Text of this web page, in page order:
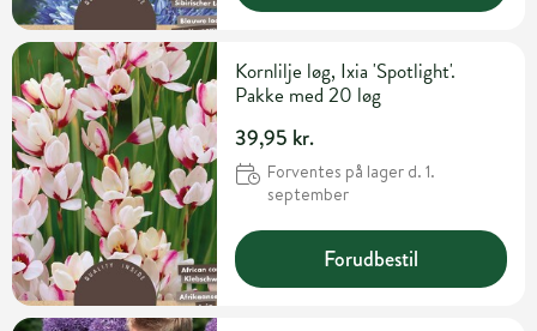
Kornlilje løg, Ixia 'Spotlight'.
Pakke med 20 løg
39,95 kr.
Forventes på lager d. 1.
september
Forudbestil